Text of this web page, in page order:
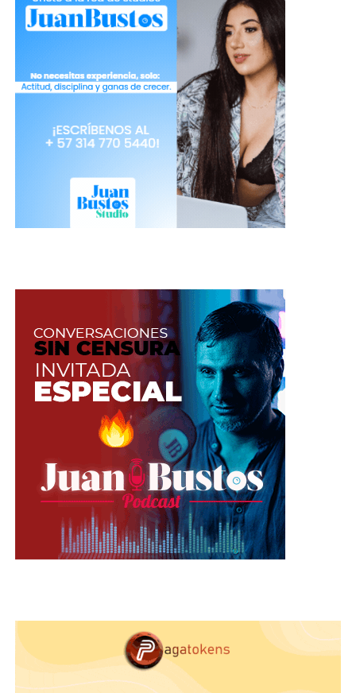
El polémico estudio también afirmó, queotra de
las razones por las que las parejas dejarían de
tener sexo, sería también el estar tanto
tiempo con la otra persona, ver demasiadas
series de televisión juntos (que promueve la
disminución de la libido) y convertir la
agradable, explica Spiegelhalter.
El estrés, la falta de comunicación, pensar más
en las obligaciones con los hijos y en el
trabajo, son otras de las razones que afecta la
relación, según el investigador.